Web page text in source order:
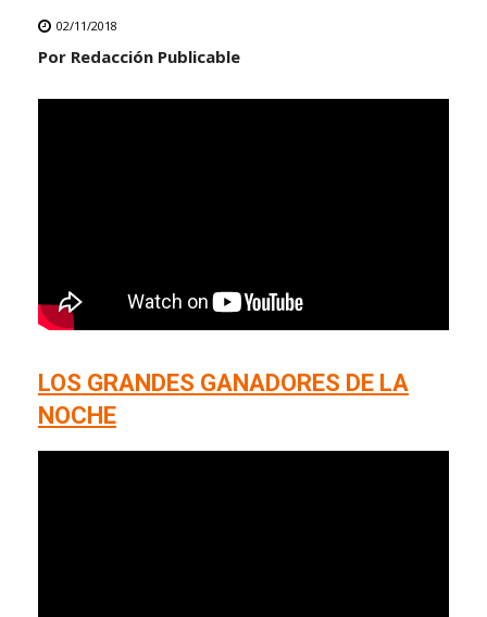
02/11/2018
Por Redacción Publicable
LOS GRANDES GANADORES DE LA
NOCHE